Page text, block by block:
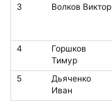
3 Волков Виктор
4
Горшков
Тимур
5
Дьяченко
Иван